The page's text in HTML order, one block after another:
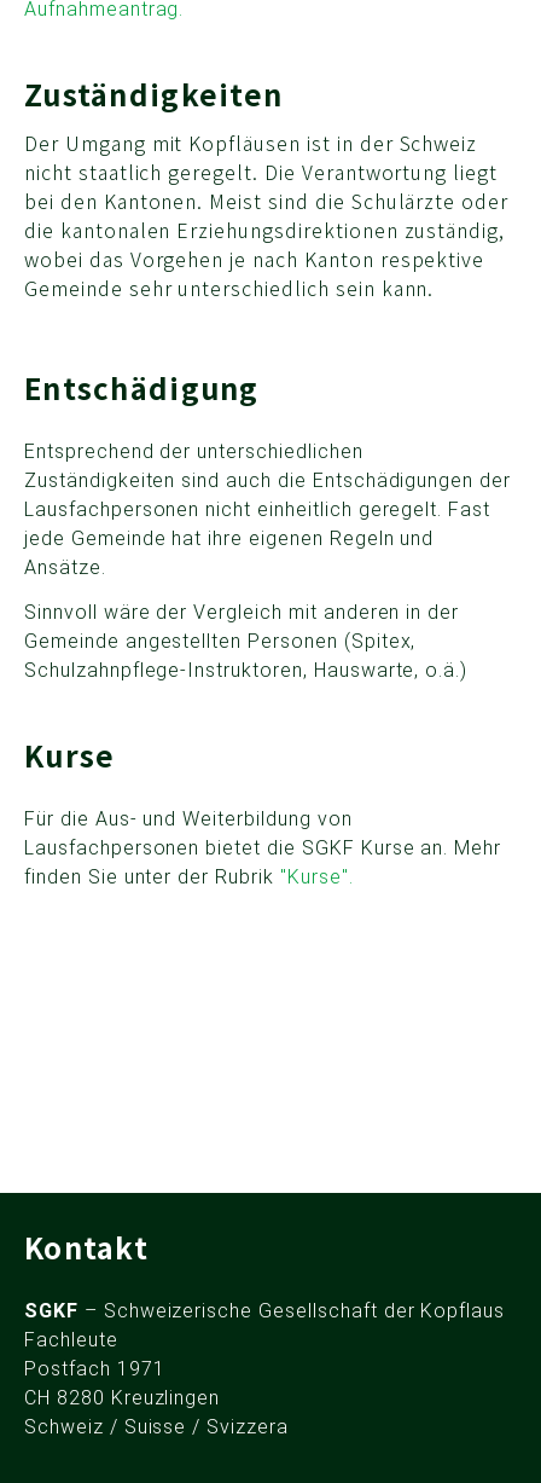
Aufnahmeantrag.
Zuständigkeiten
Der Umgang mit Kopfläusen ist in der Schweiz
nicht staatlich geregelt. Die Verantwortung liegt
bei den Kantonen. Meist sind die Schulärzte oder
die kantonalen Erziehungsdirektionen zuständig,
wobei das Vorgehen je nach Kanton respektive
Gemeinde sehr unterschiedlich sein kann.
Entschädigung
Entsprechend der unterschiedlichen
Zuständigkeiten sind auch die Entschädigungen der
Lausfachpersonen nicht einheitlich geregelt. Fast
jede Gemeinde hat ihre eigenen Regeln und
Ansätze.
Sinnvoll wäre der Vergleich mit anderen in der
Gemeinde angestellten Personen (Spitex,
Schulzahnpflege-Instruktoren, Hauswarte, o.ä.)
Kurse
Für die Aus- und Weiterbildung von
Lausfachpersonen bietet die SGKF Kurse an. Mehr
finden Sie unter der Rubrik "Kurse".
Kontakt
SGKF – Schweizerische Gesellschaft der Kopflaus
Fachleute
Postfach 1971
CH 8280 Kreuzlingen
Schweiz / Suisse / Svizzera